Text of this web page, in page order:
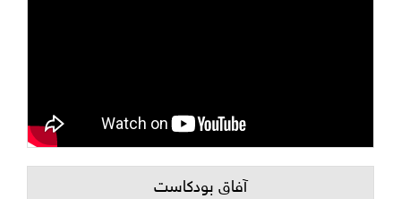
آفاق بودكاست